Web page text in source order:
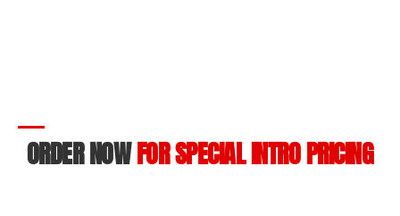
ORDER NOWFOR SPECIAL INTRO PRICING